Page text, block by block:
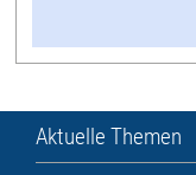
Aktuelle Themen